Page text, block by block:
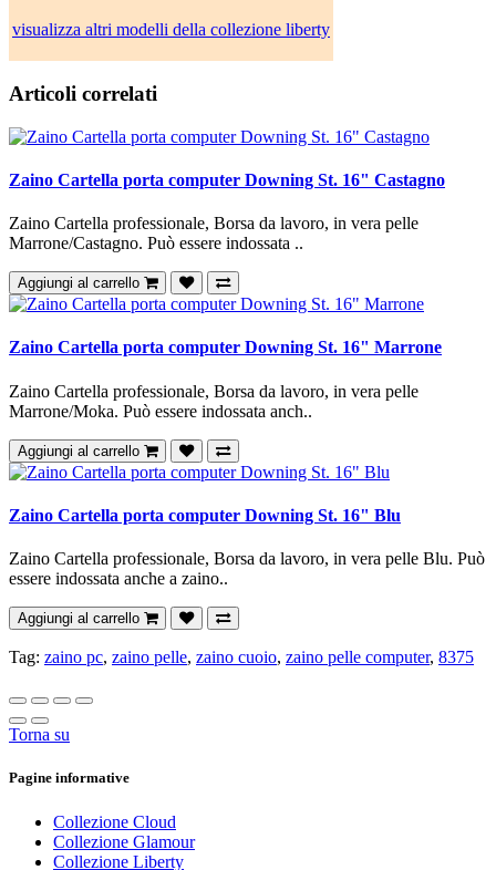
visualizza altri modelli della collezione liberty
Articoli correlati
Zaino Cartella porta computer Downing St. 16" Castagno
Zaino Cartella professionale, Borsa da lavoro, in vera pelle
Marrone/Castagno. Può essere indossata ..
Aggiungi al carrello
Zaino Cartella porta computer Downing St. 16" Marrone
Zaino Cartella professionale, Borsa da lavoro, in vera pelle
Marrone/Moka. Può essere indossata anch..
Aggiungi al carrello
Zaino Cartella porta computer Downing St. 16" Blu
Zaino Cartella professionale, Borsa da lavoro, in vera pelle Blu. Può
essere indossata anche a zaino..
Aggiungi al carrello
Tag: zaino pc, zaino pelle, zaino cuoio, zaino pelle computer, 8375
Torna su
Pagine informative
Collezione Cloud
Collezione Glamour
Collezione Liberty